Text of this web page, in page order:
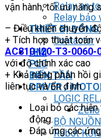
Relay an
Relay bảo
THIẾT BỊ
Contactor
HMI
PLC
BIẾN TẦN
DRIVER /
LOGIC
Zelio
BỘ
Robot
vận hành, tối ưu năng
– Điều khiển chuyển
+ Tích hợp thuật toán
AC810-I20-T3-0060-
với độ chính xác cao
+ Khả năng phản hồi
liên tục và ổn định
Loại bỏ các
động.
Đáp ứng các